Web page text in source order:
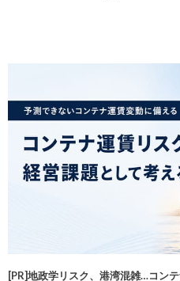
[PR]地政学リスク、港湾混雑…コン